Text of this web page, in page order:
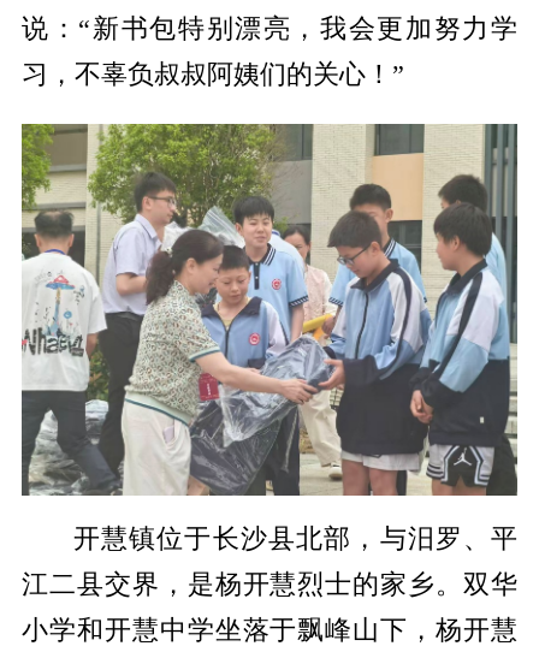
说：“新书包特别漂亮，我会更加努力学
习，不辜负叔叔阿姨们的关心！”
开慧镇位于长沙县北部，与汨罗、平
江二县交界，是杨开慧烈士的家乡。双华
小学和开慧中学坐落于飘峰山下，杨开慧